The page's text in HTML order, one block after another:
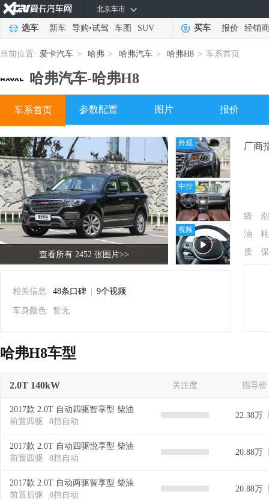
北京车市
选车 新车 导购•试驾 车图 SUV 买车 报价 经销商
当前位置: 爱卡汽车 > 哈弗 > 哈弗汽车 > 哈弗H8 > 车系首页
哈弗汽车-哈弗H8
车系首页 参数配置 图片 报价
查看所有 2452 张图片>>
外观
中控
视频
相关信息: 48条口碑 9个视频
车身颜色: 暂无
厂商
级 别
油 耗
质 保
哈弗H8车型
2.0T 140kW 关注度 指导价
2017款 2.0T 自动四驱智享型 柴油
前置四驱
8挡自动
22.38万
2017款 2.0T 自动四驱悦享型 柴油
前置四驱
8挡自动
20.88万
2017款 2.0T 自动两驱智享型 柴油
前置后驱
8挡自动
20.88万